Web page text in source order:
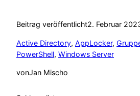
Beitrag veröffentlicht2. Februar
Active Directory, AppLocker,
PowerShell, Windows Server
vonJan Mischo